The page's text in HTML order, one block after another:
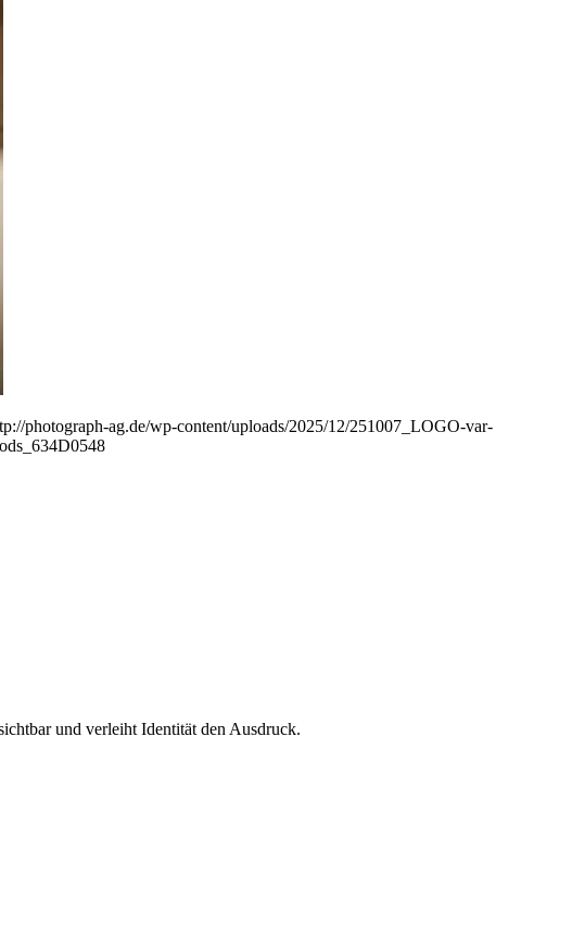
photograph-ag.de/wp-content/uploads/2025/12/251007_LOGO-var-
und verleiht Identität den Ausdruck.